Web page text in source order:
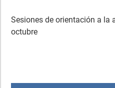
Sesiones de orientación a la
octubre